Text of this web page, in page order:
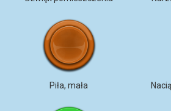
Piła, mała